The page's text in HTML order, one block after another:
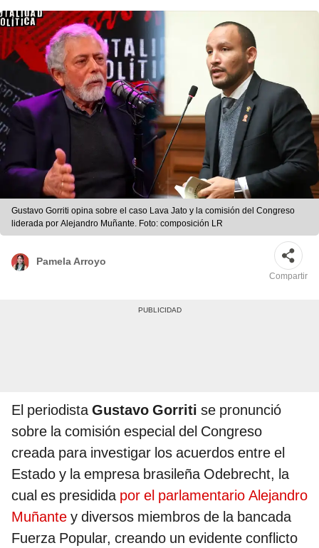
Gustavo Gorriti opina sobre el caso Lava Jato y la comisión del Congreso
liderada por Alejandro Muñante. Foto: composición LR
Pamela Arroyo
Compartir
El periodistaGustavo Gorriti se pronunció
sobre la comisión especial del Congreso
creada para investigar los acuerdos entre el
Estado y la empresa brasileña Odebrecht, la
cual es presididapor el parlamentario Alejandro
Muñante y diversos miembros de la bancada
Fuerza Popular, creando un evidente conflicto